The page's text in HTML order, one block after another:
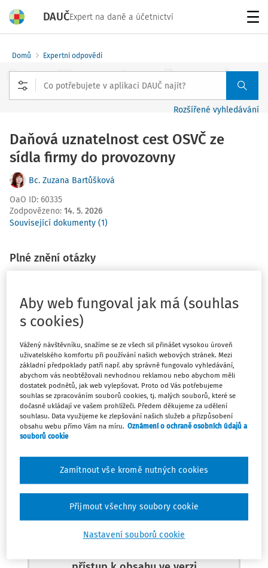
DAUČExpert na daně a účetnictví
Domů Expertní odpovědi
Rozšířené vyhledávání
Daňová uznatelnost cest OSVČ ze
sídla firmy do provozovny
Bc. Zuzana Bartůšková
OaO ID: 60335
Zodpovězeno: 14. 5. 2026
Související dokumenty (1)
Plné znění otázky
cesty z domova do práce daňově uznatelné?
Odpověď
Máte předplatné? Přihlaste se
Tento dokument je jen pro
předplatitele
Aby web fungoval jak má (souhlas
s cookies)
Vážený návštěvníku, snažíme se ze všech sil přinášet vysokou úroveň
uživatelského komfortu při používání našich webových stránek. Mezi
základní předpoklady patří např. aby správně fungovalo vyhledávání,
abychom vás neobtěžovali nevhodnou reklamou nebo abychom měli
dostatek podnětů, jak web vylepšovat. Proto od Vás potřebujeme
souhlas se zpracováním souborů cookies, tj. malých souborů, které se
dočasně ukládají ve vašem prohlížeči. Předem děkujeme za udělení
souhlasu. Data využijeme ke zlepšování našich služeb a přizpůsobení
obsahu webu přímo Vám na míru. Oznámení o ochraně osobních údajů a
souborů cookie
Nastavení souborů cookie
Zamítnout vše kromě nutných cookies
Přijmout všechny soubory cookie